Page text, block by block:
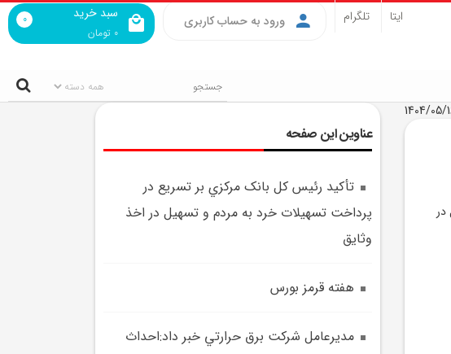
سبد خرید
0 تومان
0 ورود به حساب کاربری ایتا تلگرام
عناوین این صفحه
تأکيد رئيس کل بانک مرکزي بر تسريع در
پرداخت تسهيلات خرد به مردم و تسهيل در اخذ
وثايق
هفته قرمز بورس
مديرعامل شرکت برق حرارتي خبر داد:احداث